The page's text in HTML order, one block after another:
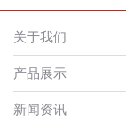
关于我们
产品展示
新闻资讯